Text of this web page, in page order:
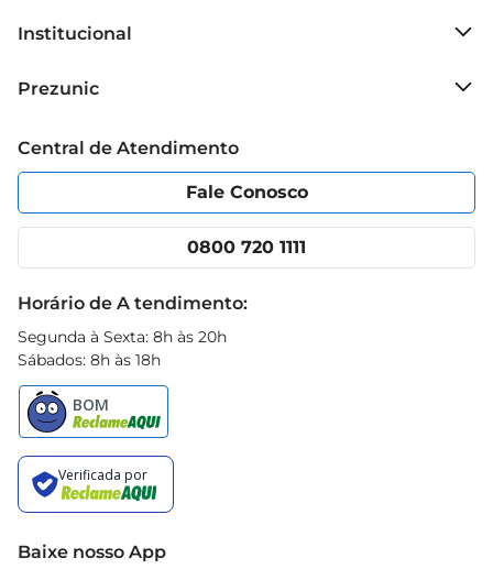
cuidados
Institucional
Grupo Cencosud
Política de Privacidade
Portal do fornecedor
Cencosud Media
Prezunic
Código de Ética
App Prezunic
Central de Atendimento
Fale Conosco
0800 720 1111
Horário de A tendimento:
Segunda à Sexta: 8h às 20h
Sábados: 8h às 18h
Baixe nosso App